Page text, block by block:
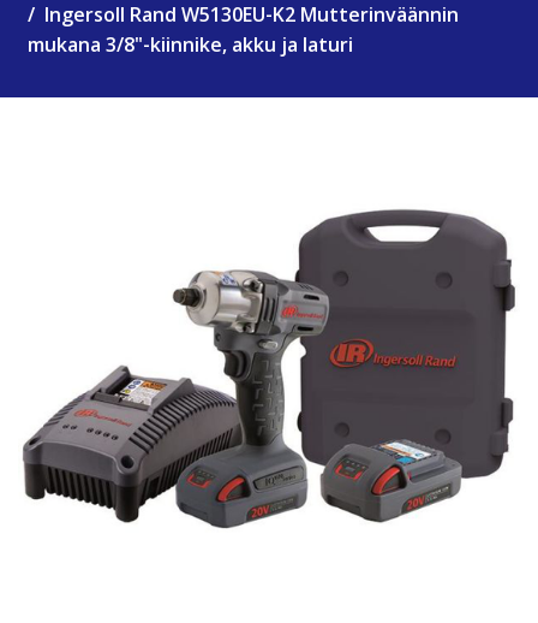
Ingersoll Rand W5130EU-K2 Mutterinväännin
mukana 3/8"-kiinnike, akku ja laturi